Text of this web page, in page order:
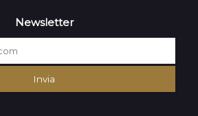
Newsletter